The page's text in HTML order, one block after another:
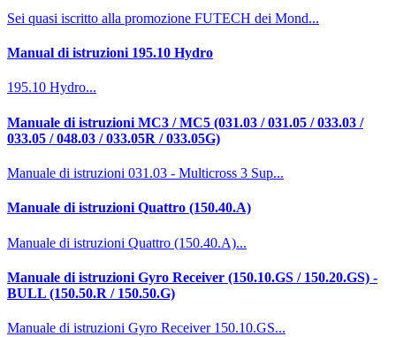
Sei quasi iscritto alla promozione FUTECH dei Mond...
Manual di istruzioni 195.10 Hydro
195.10 Hydro...
Manuale di istruzioni MC3 / MC5 (031.03 / 031.05 / 033.03 /
033.05 / 048.03 / 033.05R / 033.05G)
Manuale di istruzioni 031.03 - Multicross 3 Sup...
Manuale di istruzioni Quattro (150.40.A)
Manuale di istruzioni Quattro (150.40.A)...
Manuale di istruzioni Gyro Receiver (150.10.GS / 150.20.GS) -
BULL (150.50.R / 150.50.G)
Manuale di istruzioni Gyro Receiver 150.10.GS...